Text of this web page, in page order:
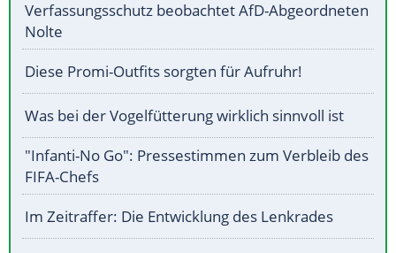
Verfassungsschutz beobachtet AfD-Abgeordneten
Nolte
Diese Promi-Outfits sorgten für Aufruhr!
Was bei der Vogelfütterung wirklich sinnvoll ist
"Infanti-No Go": Pressestimmen zum Verbleib des
FIFA-Chefs
Im Zeitraffer: Die Entwicklung des Lenkrades